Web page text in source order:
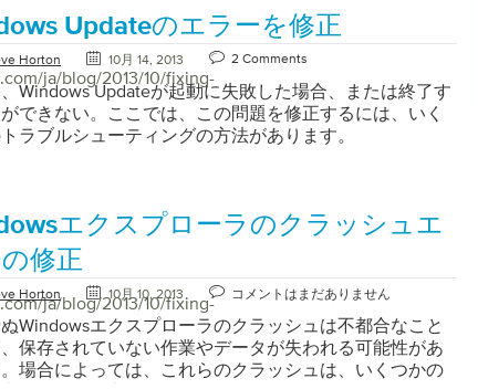
バを検出してインストールします。しかし、XPとVista
ーは手動でドライバをインストールする必要がありま
いコンピュータで： ケーブルを接続すると、ファイルを
かどうかを尋ねるウィンドウが表示されますので、
ないでください」を選択します。 Windows転送ツール
ます。 プログラムが起動したら、「 次へ 」を選択しま
ュータの転送プログラムが相互に接続され、新しいPC
画面が表示されます。 “コンピュータが接続されていると
この画面が表示されます” 今すぐ古いPCに戻り、転送し
のを選択してください。下の最初のウィンドウで、[ すべ
ザーアカウント、ファイル、および設定]をコピーする
選択します。 “あなたが転送したいものを選んでくださ
される次のウィンドウから、転送するすべてのタイプの
それぞれのユーザーアカウントから選択できる必要が
行している場合は、いつでも簡単に閉じることができ
方、最も簡単なプログラムを実行していてもほとんど
リソースを占有している場合は、メモリアップグレー
新しいシステム全体をチェックする時間がかかるかも
ん。
一晩中走らせたりしてください。それは完全に無料でダ
ドでき 、数年間専門家によって使用されています。 故
コンポーネントを交換してください。コンポーネントが
めると、システムは完全に故障するまでますます不安
ます。ハードドライブは、コンピュータに保存したも
てを保存するので、できるだけ早く別のドライブにコ
作成して、一度置き換えたデータを復元することができ
題を見つけたら、修正するのはかなり簡単です。ブルー
ンのエラーは怖いですが、NTOSKRNL.exeエラーであ
あなたの人生を診断し、修正して移動することができ
Blue Screen Of Deathについてもっと知りたい場合は、無
Screen Helperをご確認ください。
私たちがしたいことです。警告ウィンドウの下部にあ
ット ]をクリックして確認します。 この段階では、IEを
ンストールした状態に戻しました。アドオンなどはあ
。 IE 10が最初にインストールされたときと同じように
はずです。 なんらかの理由で、Internet Explorerが警告
ジの動作を停止したままになっている場合は、問題を
あります。 以下は、Windows XP、Vista / 7、および8用の
Explorerのmsconfig修正手順です 。 [ スタート ]ボタン
ックし、メニューから[ 実行 ]を選択します。 [ファイル名
して実行 ]メニューの[msconfig]を入力し、Enterキーを押
これにより、 システム構成ユーティリティが開きます
Start Up]領域で、 [Start Up Up Items]の チェックを
。 「Windowsシステム構成ユーティリティー画面」 ウ
の上部にある[ サービス ]タブを選択します。 [ すべての
サービスを隠す]チェックボックスをオンにします 。
ためには、外付けハードディスク、CD、DVD、USBステ
どのメディアが必要です） Windows Vistaおよび7で
ックアッププロセスがはるかに簡単です。ファイルをバ
プするには： スタートボタンをクリックし、 コントロ
ルを選択します。 システムとメンテナンスの選択 バッ
と復元センターをクリックします。 SetUp Backupの選
の指示に従って、保存したいデータを保存してください
Windows 7でのWindowsバックアップ」 Windows 8
バックアップ Windows 8には、ファイルをバックア
ための2つのオプションがあります。最初のオプション
8 File Recoveryと呼ばれます 。このオプションを使
、システム全体をバックアップできます。この最初の
ンを使用するには： 開始画面に移動する Windows 7フ
回復で入力する テキストボックスの下にある[ 設定]を
します。 Enterを押す画面の指示に従って、保存するデ
製品の公式小売業者であるMicrosoftまたはDigital River
でもダウンロードできます。 Windowsバージョンの
イルをオンラインで検索し、ファイルがどこにホストさ
かを確認できます。公式のマイクロソフトまたはデジ
ーのサイトであれば、あなたは設定されています。 ま
クロソフトからオンラインで購入する際に電子メール
ディスクを作成する場合は、デスクトップコンピュータ
たはラップトップの下側のステッカーにあります。そ
見つからない場合は、バッテリーベイをチェックインす
もできます。 このライセンスは、Windowsの新規インス
行うために作成するディスクまたはサムドライブを使
合に必要となります。 既にWindowsオペレーティング
がインストールされているコンピュータのディスクま
ムドライブを作成する場合は、MicrosoftまたはDigital
らダウンロードする前にWindows ISOファイルのバージ
ja/blog/2013/10/fixing-
Updateのエラーを修正
Horton 10月 14, 2013 2 Comments
Windows Updateが起動に失敗した場合、または終了す
できない。ここでは、この問題を修正するには、いく
ラブルシューティングの方法があります。
ja/blog/2013/10/fixing-
エクスプローラのクラッシュエ
修正
Horton 10月 10, 2013 コメントはまだありません
Windowsエクスプローラのクラッシュは不都合なこと
保存されていない作業やデータが失われる可能性があ
場合によっては、これらのクラッシュは、いくつかの